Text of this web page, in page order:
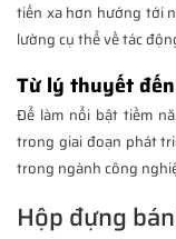
tiến xa hơn hướng tới
lường cụ thể về tác
Từ lý thuyết
Để làm nổi bật tiềm
trong giai đoạn phát
trong ngành công
Hộp đựng